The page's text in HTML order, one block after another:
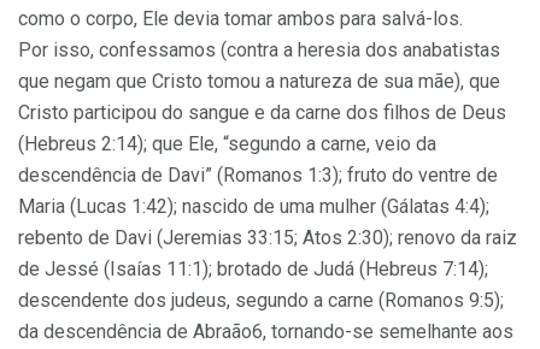
como o corpo, Ele devia tomar ambos para salvá-los.
Por isso, confessamos (contra a heresia dos anabatistas
que negam que Cristo tomou a natureza de sua mãe), que
Cristo participou do sangue e da carne dos filhos de Deus
(Hebreus 2:14); que Ele, “segundo a carne, veio da
descendência de Davi” (Romanos 1:3); fruto do ventre de
Maria (Lucas 1:42); nascido de uma mulher (Gálatas 4:4);
rebento de Davi (Jeremias 33:15; Atos 2:30); renovo da raiz
de Jessé (Isaías 11:1); brotado de Judá (Hebreus 7:14);
descendente dos judeus, segundo a carne (Romanos 9:5);
da descendência de Abraão6, tornando-se semelhante aos